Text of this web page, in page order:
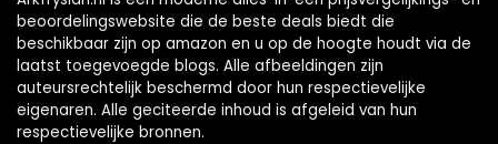
beoordelingswebsite die de beste deals biedt die
beschikbaar zijn op amazon en u op de hoogte houdt via de
laatst toegevoegde blogs. Alle afbeeldingen zijn
auteursrechtelijk beschermd door hun respectievelijke
eigenaren. Alle geciteerde inhoud is afgeleid van hun
respectievelijke bronnen.